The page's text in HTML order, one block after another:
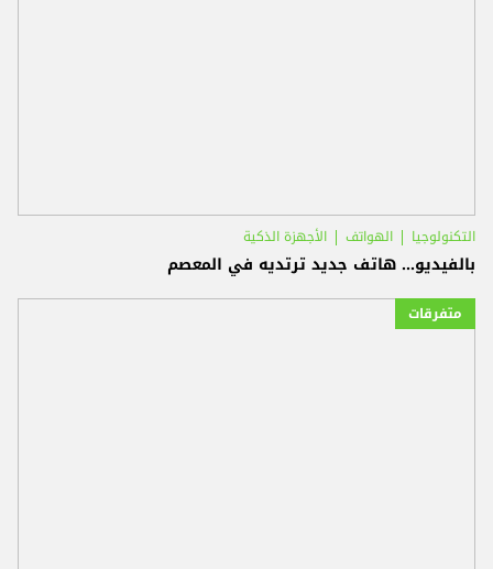
التكنولوجيا الهواتف الأجهزة الذكية
بالفيديو... هاتف جديد ترتديه في المعصم
متفرقات